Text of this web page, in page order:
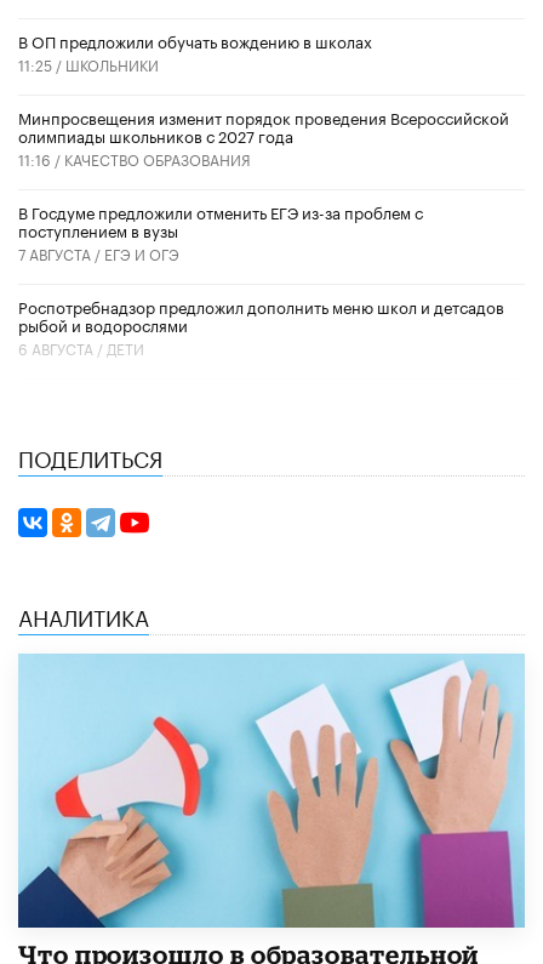
В ОП предложили обучать вождению в школах
11:25 / ШКОЛЬНИКИ
Минпросвещения изменит порядок проведения Всероссийской
олимпиады школьников с 2027 года
11:16 / КАЧЕСТВО ОБРАЗОВАНИЯ
В Госдуме предложили отменить ЕГЭ из-за проблем с
поступлением в вузы
7 АВГУСТА / ЕГЭ И ОГЭ
Роспотребнадзор предложил дополнить меню школ и детсадов
рыбой и водорослями
6 АВГУСТА / ДЕТИ
ПОДЕЛИТЬСЯ
АНАЛИТИКА
​Что произошло в образовательной